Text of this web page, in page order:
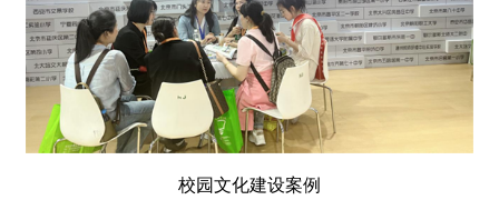
校园文化建设案例